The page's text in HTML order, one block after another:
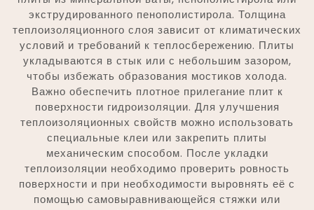
экструдированного пенополистирола. Толщина
теплоизоляционного слоя зависит от климатических
условий и требований к теплосбережению. Плиты
укладываются в стык или с небольшим зазором,
чтобы избежать образования мостиков холода.
Важно обеспечить плотное прилегание плит к
поверхности гидроизоляции. Для улучшения
теплоизоляционных свойств можно использовать
специальные клеи или закрепить плиты
механическим способом. После укладки
теплоизоляции необходимо проверить ровность
поверхности и при необходимости выровнять её с
помощью самовыравнивающейся стяжки или